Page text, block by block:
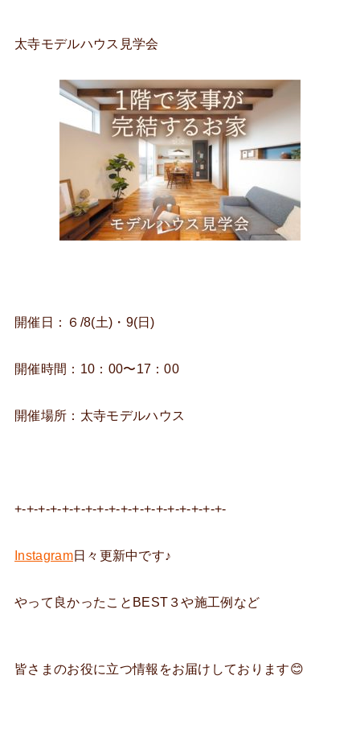
太寺モデルハウス見学会
開催日：６/8(土)・9(日)
開催時間：10：00〜17：00
開催場所：太寺モデルハウス
+-+-+-+-+-+-+-+-+-+-+-+-+-+-+-+-+-+-
Instagram日々更新中です♪
やって良かったことBEST３や施工例など
皆さまのお役に立つ情報をお届けしております😊